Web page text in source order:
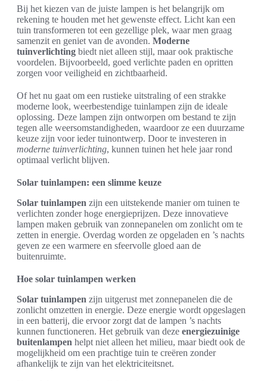
Bij het kiezen van de juiste lampen is het belangrijk om
rekening te houden met het gewenste effect. Licht kan een
tuin transformeren tot een gezellige plek, waar men graag
samenzit en geniet van de avonden. Moderne
tuinverlichting biedt niet alleen stijl, maar ook praktische
voordelen. Bijvoorbeeld, goed verlichte paden en opritten
zorgen voor veiligheid en zichtbaarheid.
Of het nu gaat om een rustieke uitstraling of een strakke
moderne look, weerbestendige tuinlampen zijn de ideale
oplossing. Deze lampen zijn ontworpen om bestand te zijn
tegen alle weersomstandigheden, waardoor ze een duurzame
keuze zijn voor ieder tuinontwerp. Door te investeren in
moderne tuinverlichting, kunnen tuinen het hele jaar rond
optimaal verlicht blijven.
Solar tuinlampen: een slimme keuze
Solar tuinlampen zijn een uitstekende manier om tuinen te
verlichten zonder hoge energieprijzen. Deze innovatieve
lampen maken gebruik van zonnepanelen om zonlicht om te
zetten in energie. Overdag worden ze opgeladen en ’s nachts
geven ze een warmere en sfeervolle gloed aan de
buitenruimte.
Hoe solar tuinlampen werken
Solar tuinlampen zijn uitgerust met zonnepanelen die de
zonlicht omzetten in energie. Deze energie wordt opgeslagen
in een batterij, die ervoor zorgt dat de lampen ’s nachts
kunnen functioneren. Het gebruik van deze energiezuinige
buitenlampen helpt niet alleen het milieu, maar biedt ook de
mogelijkheid om een prachtige tuin te creëren zonder
afhankelijk te zijn van het elektriciteitsnet.